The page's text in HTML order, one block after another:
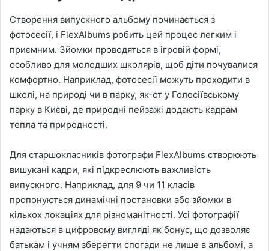
Створення випускного альбому починається з
фотосесії, і FlexAlbums робить цей процес легким і
приємним. Зйомки проводяться в ігровій формі,
особливо для молодших школярів, щоб діти почувалися
комфортно. Наприклад, фотосесії можуть проходити в
школі, на природі чи в парку, як-от у Голосіївському
парку в Києві, де природні пейзажі додають кадрам
тепла та природності.
Для старшокласників фотографи FlexAlbums створюють
вишукані кадри, які підкреслюють важливість
випускного. Наприклад, для 9 чи 11 класів
пропонуються динамічні постановки або зйомки в
кількох локаціях для різноманітності. Усі фотографії
надаються в цифровому вигляді як бонус, що дозволяє
батькам і учням зберегти спогади не лише в альбомі, а